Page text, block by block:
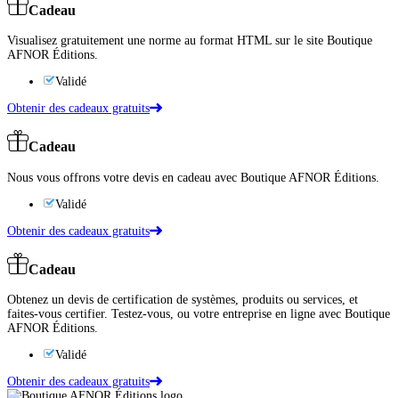
Cadeau
Visualisez gratuitement une norme au format HTML sur le site Boutique
AFNOR Éditions.
Validé
Obtenir des cadeaux gratuits
Cadeau
Nous vous offrons votre devis en cadeau avec Boutique AFNOR Éditions.
Validé
Obtenir des cadeaux gratuits
Cadeau
Obtenez un devis de certification de systèmes, produits ou services, et
faites-vous certifier. Testez-vous, ou votre entreprise en ligne avec Boutique
AFNOR Éditions.
Validé
Obtenir des cadeaux gratuits